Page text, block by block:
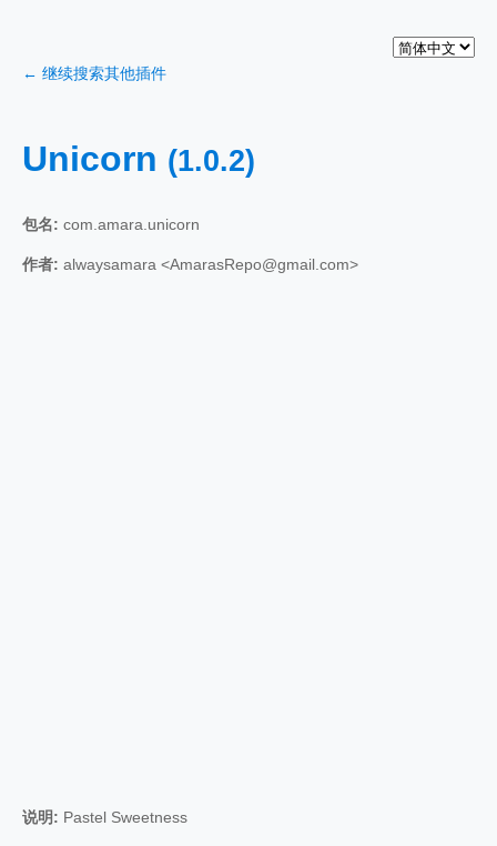
← 继续搜索其他插件
Unicorn (1.0.2)
包名: com.amara.unicorn
作者: alwaysamara <AmarasRepo@gmail.com>
说明: Pastel Sweetness